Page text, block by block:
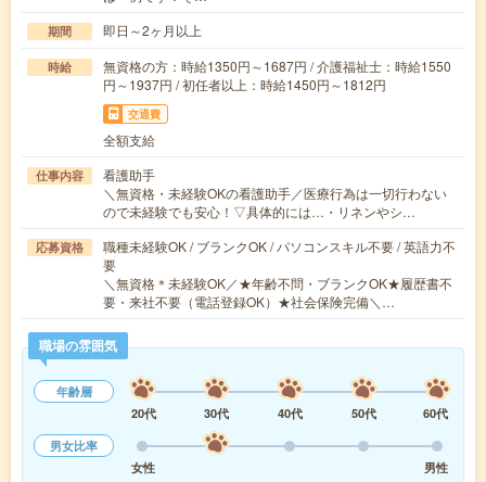
期間 即日～2ヶ月以上
時給
無資格の方：時給1350円～1687円 / 介護福祉士：時給1550
円～1937円 / 初任者以上：時給1450円～1812円
交通費
全額支給
仕事内容
看護助手
＼無資格・未経験OKの看護助手／医療行為は一切行わない
ので未経験でも安心！▽具体的には…・リネンやシ…
応募資格
職種未経験OK / ブランクOK / パソコンスキル不要 / 英語力不
要
＼無資格＊未経験OK／★年齢不問・ブランクOK★履歴書不
要・来社不要（電話登録OK）★社会保険完備＼…
職場の雰囲気
年齢層
20代
30代 40代 50代
60代
男女比率
女性
男性